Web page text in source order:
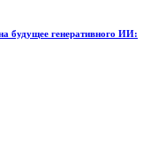
будущее генеративного ИИ: